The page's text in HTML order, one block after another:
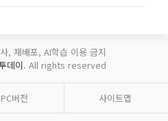
, 재배포, AI학습 이용 금지
데이. All rights reserved
PC버전 사이트맵